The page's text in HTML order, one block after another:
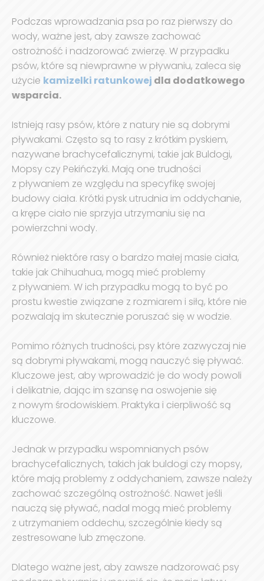
Podczas wprowadzania psa po raz pierwszy do
wody, ważne jest, aby zawsze zachować
ostrożność i nadzorować zwierzę. W przypadku
psów, które są niewprawne w pływaniu, zaleca się
użycie kamizelki ratunkowej dla dodatkowego
wsparcia.
Istnieją rasy psów, które z natury nie są dobrymi
pływakami. Często są to rasy z krótkim pyskiem,
nazywane brachycefalicznymi, takie jak Buldogi,
Mopsy czy Pekińczyki. Mają one trudności
z pływaniem ze względu na specyfikę swojej
budowy ciała. Krótki pysk utrudnia im oddychanie,
a krępe ciało nie sprzyja utrzymaniu się na
powierzchni wody.
Również niektóre rasy o bardzo małej masie ciała,
takie jak Chihuahua, mogą mieć problemy
z pływaniem. W ich przypadku mogą to być po
prostu kwestie związane z rozmiarem i siłą, które nie
pozwalają im skutecznie poruszać się w wodzie.
Pomimo różnych trudności, psy które zazwyczaj nie
są dobrymi pływakami, mogą nauczyć się pływać.
Kluczowe jest, aby wprowadzić je do wody powoli
i delikatnie, dając im szansę na oswojenie się
z nowym środowiskiem. Praktyka i cierpliwość są
kluczowe.
Jednak w przypadku wspomnianych psów
brachycefalicznych, takich jak buldogi czy mopsy,
które mają problemy z oddychaniem, zawsze należy
zachować szczególną ostrożność. Nawet jeśli
nauczą się pływać, nadal mogą mieć problemy
z utrzymaniem oddechu, szczególnie kiedy są
zestresowane lub zmęczone.
Dlatego ważne jest, aby zawsze nadzorować psy